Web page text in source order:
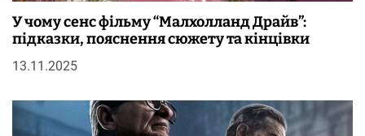
У чому сенс фільму “Малхолланд Драйв”:
підказки, пояснення сюжету та кінцівки
13.11.2025